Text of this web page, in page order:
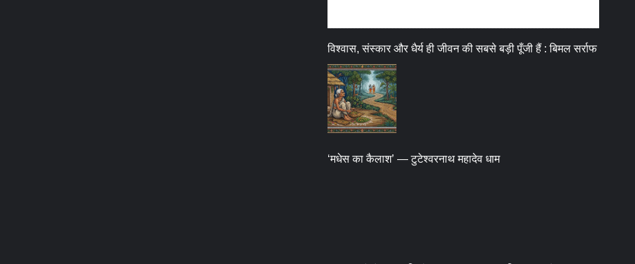
विश्वास, संस्कार और धैर्य ही जीवन की सबसे बड़ी पूँजी हैं : बिमल सर्राफ
‘मधेस का कैलाश’ — टुटेश्वरनाथ महादेव धाम